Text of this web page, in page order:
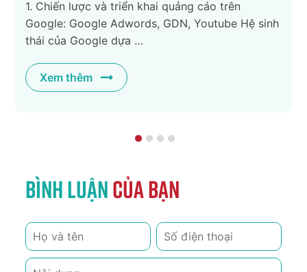
1. Chiến lược và triển khai quảng cáo trên
Google: Google Adwords, GDN, Youtube Hệ sinh
thái của Google dựa …
Xem thêm
Bình luậncủa bạn